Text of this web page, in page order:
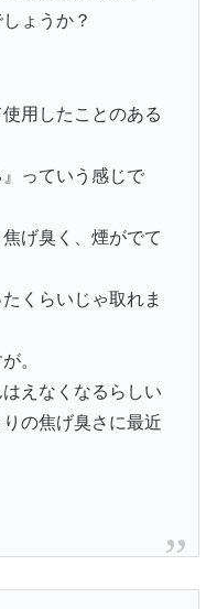
ょうか？
用したことのある
っていう感じで
げ臭く、煙がでて
くらいじゃ取れま
。
えなくなるらしい
の焦げ臭さに最近